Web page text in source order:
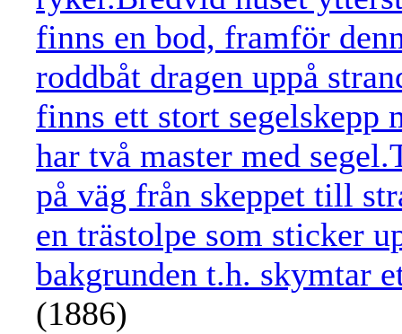
finns en bod, framför
roddbåt dragen uppå
finns ett stort segelskepp
har två master med
på väg från skeppet till
en trästolpe som sticker
bakgrunden t.h. skymtar
(1886)